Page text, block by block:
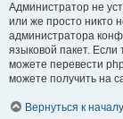
Администратор не
или же просто никто
администратора
языковой пакет. Если
можете перевести
можете получить на
Вернуться к началу